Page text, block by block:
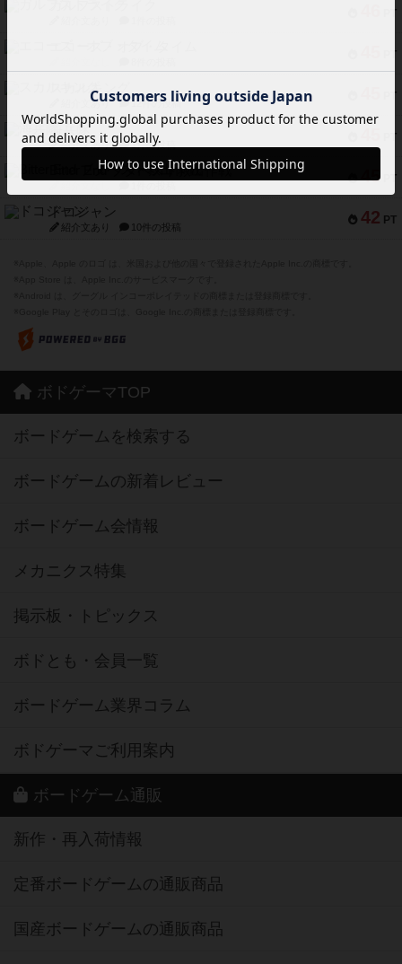
PT
PT
PT
スカルキング
紹介文あり 12件の投稿
PT
海兵隊
紹介文あり 1件の投稿
45 PT
Bitter End ブタペスト救出作戦
42 PT
ドコジャン
紹介文あり 10件の投稿
ボドゲーマTOP
ボードゲームを検索する
ボードゲームの新着レビュー
ボードゲーム会情報
メカニクス特集
掲示板・トピックス
ボドとも・会員一覧
ボードゲーム業界コラム
ボドゲーマご利用案内
ボードゲーム通販
新作・再入荷情報
定番ボードゲームの通販商品
国産ボードゲームの通販商品